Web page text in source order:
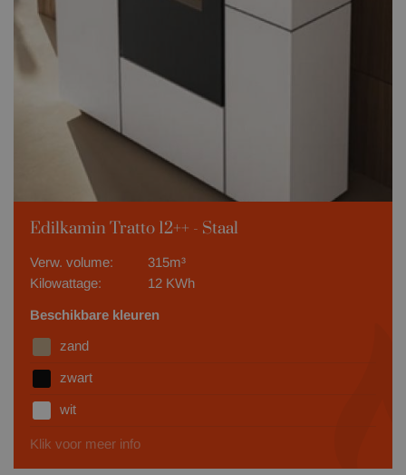
Edilkamin Tratto 12++ - Staal
Verw. volume:
315m³
Kilowattage:
12 KWh
Beschikbare kleuren
zand
zwart
wit
Klik voor meer info